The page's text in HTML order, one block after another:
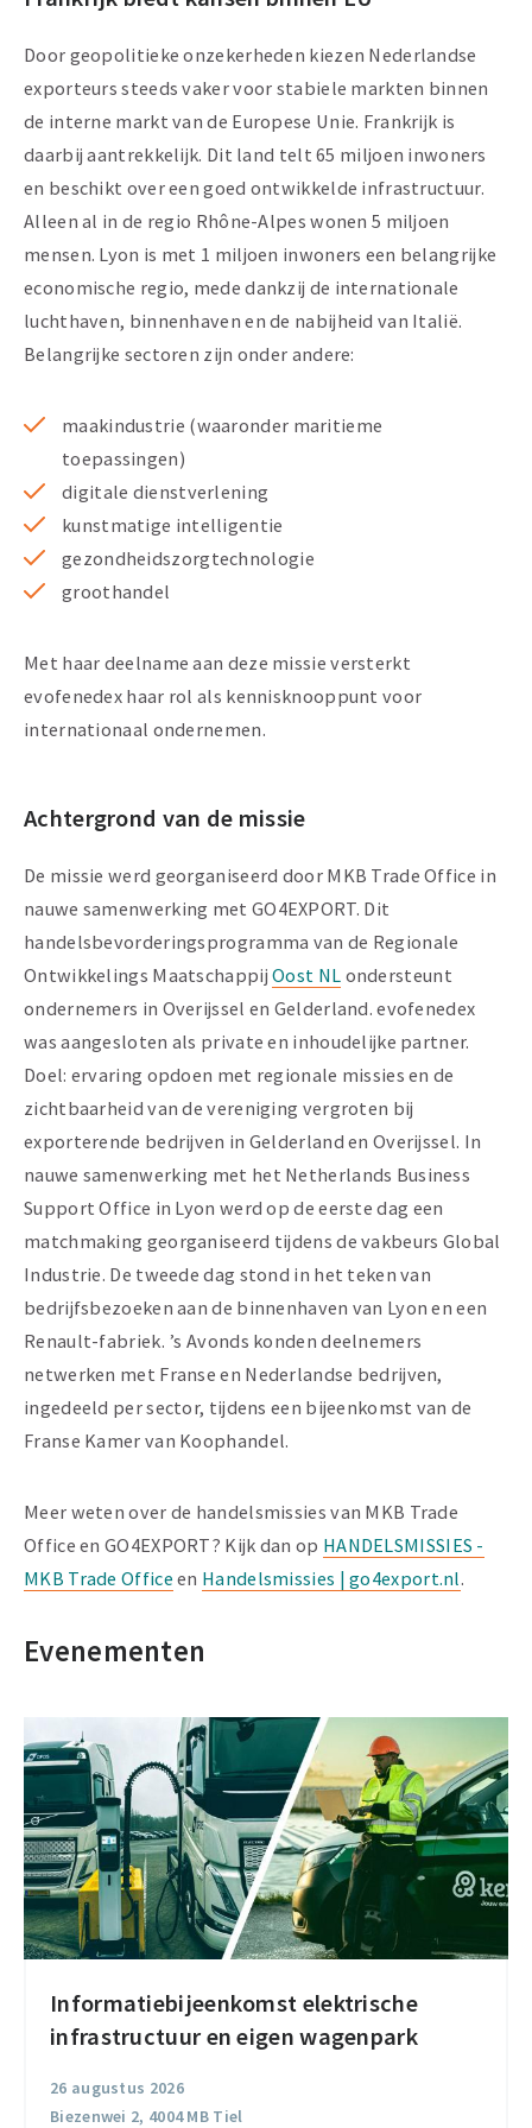
Door geopolitieke onzekerheden kiezen Nederlandse
exporteurs steeds vaker voor stabiele markten binnen
de interne markt van de Europese Unie. Frankrijk is
daarbij aantrekkelijk. Dit land telt 65 miljoen inwoners
en beschikt over een goed ontwikkelde infrastructuur.
Alleen al in de regio Rhône-Alpes wonen 5 miljoen
mensen. Lyon is met 1 miljoen inwoners een belangrijke
economische regio, mede dankzij de internationale
luchthaven, binnenhaven en de nabijheid van Italië.
Belangrijke sectoren zijn onder andere:
maakindustrie (waaronder maritieme
toepassingen)
digitale dienstverlening
kunstmatige intelligentie
gezondheidszorgtechnologie
groothandel
Met haar deelname aan deze missie versterkt
evofenedex haar rol als kennisknooppunt voor
internationaal ondernemen.
Achtergrond van de missie
De missie werd georganiseerd door MKB Trade Office in
nauwe samenwerking met GO4EXPORT. Dit
handelsbevorderingsprogramma van de Regionale
Ontwikkelings MaatschappijOost NL ondersteunt
ondernemers in Overijssel en Gelderland. evofenedex
was aangesloten als private en inhoudelijke partner.
Doel: ervaring opdoen met regionale missies en de
zichtbaarheid van de vereniging vergroten bij
exporterende bedrijven in Gelderland en Overijssel. In
nauwe samenwerking met het Netherlands Business
Support Office in Lyon werd op de eerste dag een
matchmaking georganiseerd tijdens de vakbeurs Global
Industrie. De tweede dag stond in het teken van
bedrijfsbezoeken aan de binnenhaven van Lyon en een
Renault-fabriek. ’s Avonds konden deelnemers
netwerken met Franse en Nederlandse bedrijven,
ingedeeld per sector, tijdens een bijeenkomst van de
Franse Kamer van Koophandel.
Meer weten over de handelsmissies van MKB Trade
Office en GO4EXPORT? Kijk dan op HANDELSMISSIES -
MKB Trade Office en Handelsmissies | go4export.nl.
Evenementen
Informatiebijeenkomst elektrische
infrastructuur en eigen wagenpark
26 augustus 2026
Biezenwei 2, 4004 MB Tiel
Informatiebijeenkomst
elektrische
en